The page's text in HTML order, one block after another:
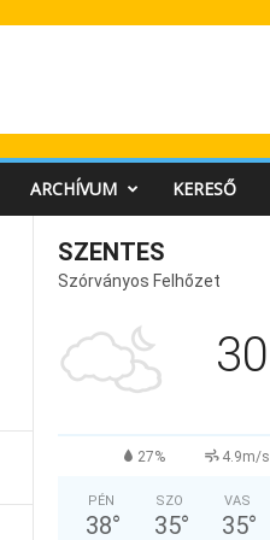
ARCHÍVUM KERESŐ
SZENTES
Szórványos Felhőzet
30
27% 4.9m/s
PÉN
38°
SZO
35°
VAS
35°